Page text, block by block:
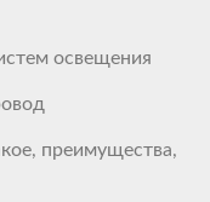
освещения
преимущества,